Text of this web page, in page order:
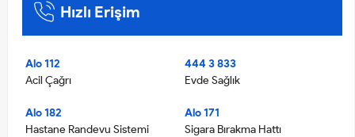
Hızlı Erişim
Alo 112
Acil Çağrı
444 3 833
Evde Sağlık
Alo 182
Hastane Randevu Sistemi
Alo 171
Sigara Bırakma Hattı